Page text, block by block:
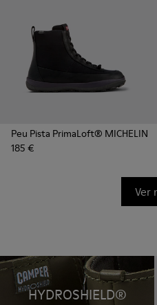
Peu Pista PrimaLoft® MICHELIN
185 €
Ver
HYDROSHIELD®